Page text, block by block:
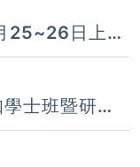
25~26日上午
理「115年度
」
士班暨研究
IN THIS